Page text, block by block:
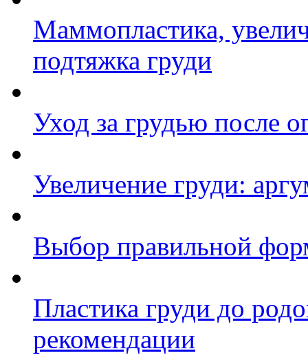
Маммопластика,
подтяжка груди
Уход за грудью после
Увеличение груди:
Выбор правильной
Пластика груди до
рекомендации